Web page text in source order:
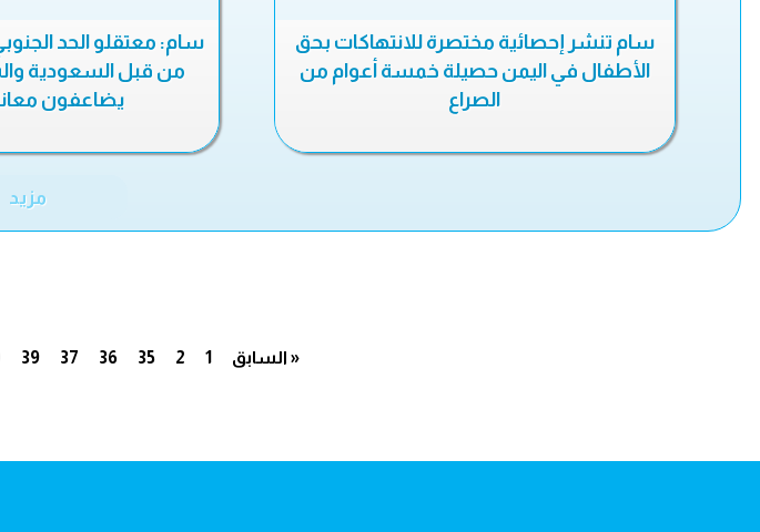
سام تنشر إحصائية مختصرة للانتهاكات بحق
الأطفال في اليمن حصيلة خمسة أعوام من
الصراع
سام: معتقلو الحد
من قبل السعودية
يضاعفون
مزيد
« السابق 1
2
35
36
37
39